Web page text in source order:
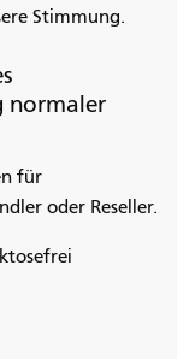
Stimmung.
normaler
für
oder Reseller.